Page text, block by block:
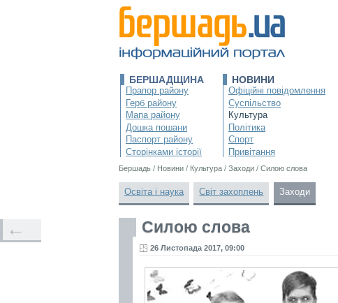
БЕРШАДЩИНА
Прапор району
Герб району
Мапа району
Дошка пошани
Паспорт району
Сторінками історії
НОВИНИ
Офіційні повідомлення
Суспільство
Культура
Політика
Спорт
Привітання
Бершадь / Новини / Культура / Заходи / Силою слова
Освіта і наука Світ захоплень Заходи
Силою слова
26 Листопада 2017, 09:00
←